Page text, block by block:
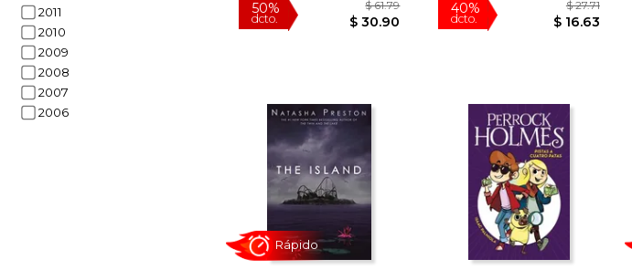
2011
2010
2009
2008
2007
2006